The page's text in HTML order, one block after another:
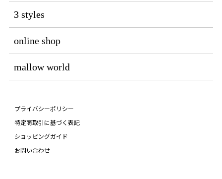
3 styles
online shop
mallow world
プライバシーポリシー
特定商取引に基づく表記
ショッピングガイド
お問い合わせ